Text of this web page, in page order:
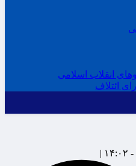
انقلاب اسلامی
ائتلاف